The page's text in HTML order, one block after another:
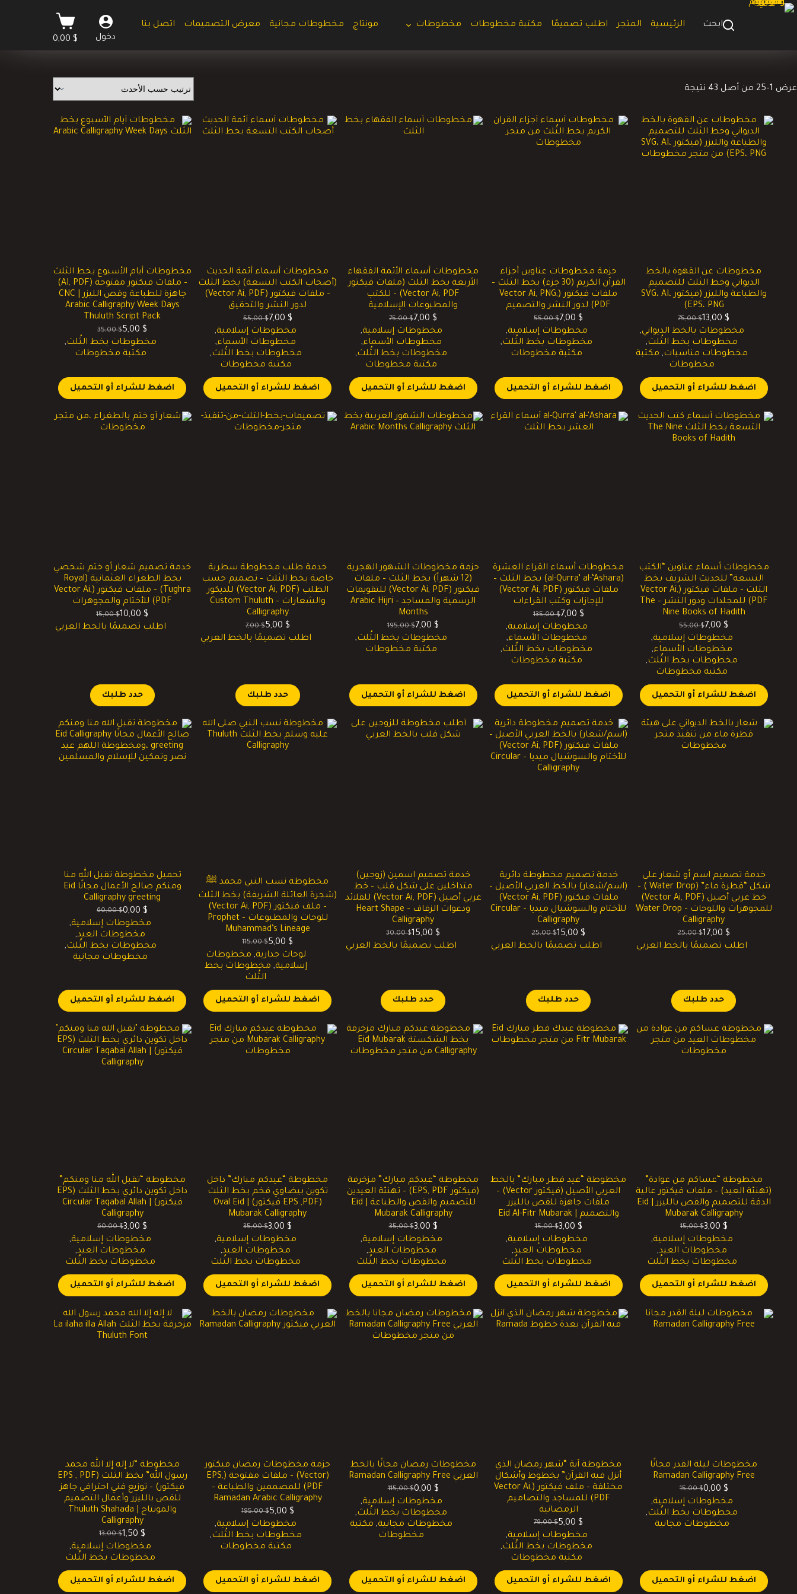
التجاوز
ابحث الرئيسية المتجر اطلب تصميمًا مكتبة مخطوطات مخطوطات مونتاج مخطوطات مجانية معرض التصميمات
اتصل بنا
دخول
عربة
التسوق
0,00 $
عرض 1–25 من أصل 43 نتيجة
الأحدث
مخطوطات عن القهوة بالخط
الديواني وخط الثلث للتصميم
والطباعة والليزر (فيكتور SVG، AI،
EPS، PNG)
75,00$السعر
الأصلي
هو:
75,00 $.
13,00 $
السعر
الحالي
هو:
13,00 $.
مخطوطات بالخط الديواني,
مخطوطات بخط الثُلث,
مخطوطات مناسبات, مكتبة
مخطوطات
اضغط للشراء أو التحميل
حزمة مخطوطات عناوين أجزاء
القرآن الكريم (30 جزء) بخط الثلث –
ملفات فيكتور (Vector Ai, PNG,
PDF) لدور النشر والتصميم
55,00$السعر
الأصلي
هو:
55,00 $.
7,00 $
السعر
الحالي
هو:
7,00 $.
مخطوطات إسلامية,
مخطوطات بخط الثُلث,
مكتبة مخطوطات
اضغط للشراء أو التحميل
مخطوطات أسماء الأئمة الفقهاء
الأربعة بخط الثلث (ملفات فيكتور
Vector Ai, PDF) – للكتب
والمطبوعات الإسلامية
75,00$السعر
الأصلي
هو:
75,00 $.
7,00 $
السعر
الحالي
هو:
7,00 $.
مخطوطات إسلامية,
مخطوطات الأسماء,
مخطوطات بخط الثُلث,
مكتبة مخطوطات
اضغط للشراء أو التحميل
مخطوطات أسماء أئمة الحديث
(أصحاب الكتب التسعة) بخط الثلث
– ملفات فيكتور (Vector Ai, PDF)
لدور النشر والتحقيق
55,00$السعر
الأصلي
هو:
55,00 $.
7,00 $
السعر
الحالي
هو:
7,00 $.
مخطوطات إسلامية,
مخطوطات الأسماء,
مخطوطات بخط الثُلث,
مكتبة مخطوطات
اضغط للشراء أو التحميل
مخطوطات أيام الأسبوع بخط الثلث
– ملفات فيكتور مفتوحة (AI, PDF)
جاهزة للطباعة وقص الليزر CNC |
Arabic Calligraphy Week Days
Thuluth Script Pack
35,00$السعر
الأصلي
هو:
5,00 $
السعر
الحالي
هو:
مخطوطات بخط الثُلث,
مكتبة مخطوطات
اضغط للشراء أو التحميل
مخطوطات أسماء عناوين “الكتب
التسعة” للحديث الشريف بخط
الثلث – ملفات فيكتور (Vector Ai,
PDF) للمجلدات ودور النشر – The
Nine Books of Hadith
55,00$السعر
الأصلي
هو:
55,00 $.
7,00 $
السعر
الحالي
هو:
7,00 $.
مخطوطات إسلامية,
مخطوطات الأسماء,
مخطوطات بخط الثُلث,
مكتبة مخطوطات
اضغط للشراء أو التحميل
مخطوطات أسماء القراء العشرة
(al-Qurra’ al-‘Ashara) بخط الثلث –
ملفات فيكتور (Vector Ai, PDF)
للإجازات وكتب القراءات
135,00$السعر
الأصلي
هو:
135,00 $.
7,00 $
السعر
الحالي
هو:
7,00 $.
مخطوطات إسلامية,
مخطوطات الأسماء,
مخطوطات بخط الثُلث,
مكتبة مخطوطات
اضغط للشراء أو التحميل
حزمة مخطوطات الشهور الهجرية
(12 شهراً) بخط الثلث – ملفات
فيكتور (Vector Ai, PDF) للتقويمات
الرسمية والمساجد – Arabic Hijri
Months
195,00$السعر
الأصلي
هو:
7,00 $
السعر
الحالي
هو:
مخطوطات بخط الثُلث,
مكتبة مخطوطات
اضغط للشراء أو التحميل
خدمة طلب مخطوطة سطرية
خاصة بخط الثلث – تصميم حسب
الطلب (Vector Ai, PDF) للديكور
والشعارات – Custom Thuluth
Calligraphy
7,00$السعر
الأصلي
5,00 $
السعر
الحالي
اطلب تصميمًا بالخط العربي
حدد طلبك
خدمة تصميم شعار أو ختم شخصي
بخط الطغراء العثمانية (Royal
Tughra) – ملفات فيكتور (Vector Ai,
PDF) للأختام والمجوهرات
15,00$السعر
الأصلي
10,00 $
السعر
الحالي
اطلب تصميمًا بالخط العربي
حدد طلبك
خدمة تصميم اسم أو شعار على
شكل “قطرة ماء” (Water Drop ) –
خط عربي أصيل (Vector Ai, PDF)
للمجوهرات واللوحات – Water Drop
Calligraphy
25,00$
السعر
الأصلي
17,00$
السعر
الحالي
اطلب تصميمًا بالخط العربي
حدد طلبك
خدمة تصميم مخطوطة دائرية
(اسم/شعار) بالخط العربي الأصيل –
ملفات فيكتور (Vector Ai, PDF)
للأختام والسوشيال ميديا – Circular
Calligraphy
25,00$
السعر
الأصلي
15,00$
السعر
الحالي
اطلب تصميمًا بالخط العربي
حدد طلبك
خدمة تصميم اسمين (زوجين)
متداخلين على شكل قلب – خط
عربي أصيل (Vector Ai, PDF) للقلائد
ودعوات الزفاف – Heart Shape
Calligraphy
30,00$
السعر
الأصلي
15,00$
السعر
الحالي
اطلب تصميمًا بالخط العربي
حدد طلبك
مخطوطة نسب النبي محمد ﷺ
(شجرة العائلة الشريفة) بخط الثلث
– ملف فيكتور (Vector Ai, PDF)
للوحات والمطبوعات – Prophet
Muhammad’s Lineage
115,00$السعر
الأصلي
هو:
115,00 $.
5,00$
السعر
الحالي
هو:
5,00 $.
لوحات جدارية, مخطوطات
إسلامية, مخطوطات بخط
الثُلث
اضغط للشراء أو التحميل
تحميل مخطوطة تقبل الله منا
ومنكم صالح الأعمال مجانًا Eid
Calligraphy greeting
60,00$السعر
الأصلي
هو:
60,00 $.
0,00$
السعر
الحالي
هو:
0,00 $.
مخطوطات إسلامية,
مخطوطات العيد,
مخطوطات بخط الثُلث,
مخطوطات مجانية
اضغط للشراء أو التحميل
مخطوطة “عساكم من عوادة”
(تهنئة العيد) – ملفات فيكتور عالية
الدقة للتصميم والقص بالليزر | Eid
Mubarak Calligraphy
15,00$
الأصلي
هو:
15,00 $.
3,00 $
الحالي
هو:
3,00 $.
مخطوطات إسلامية,
مخطوطات العيد,
مخطوطات بخط الثُلث
اضغط للشراء أو التحميل
مخطوطة “عيد فطر مبارك” بالخط
العربي الأصيل (فيكتور Vector) –
ملفات جاهزة للقص بالليزر
والتصميم | Eid Al-Fitr Mubarak
15,00$
الأصلي
هو:
15,00 $.
3,00 $
الحالي
هو:
3,00 $.
مخطوطات إسلامية,
مخطوطات العيد,
مخطوطات بخط الثُلث
اضغط للشراء أو التحميل
مخطوطة “عيدكم مبارك” مزخرفة
(فيكتور EPS, PDF) – تهنئة العيدين
للتصميم والقص والطباعة | Eid
Mubarak Calligraphy
35,00$
الأصلي
هو:
35,00 $.
3,00 $
الحالي
هو:
3,00 $.
مخطوطات إسلامية,
مخطوطات العيد,
مخطوطات بخط الثُلث
اضغط للشراء أو التحميل
مخطوطة “عيدكم مبارك” داخل
تكوين بيضاوي فخم بخط الثلث
(EPS ,PDF فيكتور) | Oval Eid
Mubarak Calligraphy
35,00$
الأصلي
هو:
35,00 $.
3,00 $
الحالي
هو:
3,00 $.
مخطوطات إسلامية,
مخطوطات العيد,
مخطوطات بخط الثُلث
اضغط للشراء أو التحميل
مخطوطة “تقبل الله منا ومنكم”
داخل تكوين دائري بخط الثلث (EPS
فيكتور) | Circular Taqabal Allah
Calligraphy
60,00$
الأصلي
هو:
60,00 $.
3,00 $
الحالي
هو:
3,00 $.
مخطوطات إسلامية,
مخطوطات العيد,
مخطوطات بخط الثُلث
اضغط للشراء أو التحميل
مخطوطات ليلة القدر مجانًا
Ramadan Calligraphy Free
15,00$
الأصلي
هو:
15,00 $.
0,00 $
الحالي
هو:
0,00 $.
مخطوطات إسلامية,
مخطوطات بخط الثُلث,
مخطوطات مجانية
اضغط للشراء أو التحميل
مخطوطة آية “شهر رمضان الذي
أنزل فيه القرآن” بخطوط وأشكال
مختلفة – ملف فيكتور (Vector Ai,
PDF) للمساجد والتصاميم
الرمضانية
79,00$
الأصلي
هو:
79,00 $.
5,00 $
الحالي
هو:
5,00 $.
مخطوطات إسلامية,
مخطوطات بخط الثُلث,
مكتبة مخطوطات
اضغط للشراء أو التحميل
مخطوطات رمضان مجانًا بالخط
العربي Ramadan Calligraphy Free
115,00$
الأصلي
هو:
115,00 $.
0,00 $
الحالي
هو:
0,00 $.
مخطوطات إسلامية,
مخطوطات بخط الثُلث,
مخطوطات مجانية, مكتبة
مخطوطات
اضغط للشراء أو التحميل
حزمة مخطوطات رمضان فيكتور
(Vector) – ملفات مفتوحة (EPS,
PDF) للمصممين والطباعة –
Ramadan Arabic Calligraphy
195,00$
الأصلي
هو:
195,00 $.
5,00 $
الحالي
هو:
5,00 $.
مخطوطات إسلامية,
مخطوطات بخط الثُلث,
مكتبة مخطوطات
اضغط للشراء أو التحميل
مخطوطة “لا إله إلا الله محمد
رسول الله” بخط الثلث (EPS , PDF
فيكتور) – توزيع فني احترافي جاهز
للقص بالليزر وأعمال التصميم
والمونتاج | Thuluth Shahada
Calligraphy
13,00$
الأصلي
هو:
13,00 $.
1,50 $
الحالي
هو:
1,50 $.
مخطوطات إسلامية,
مخطوطات بخط الثُلث
اضغط للشراء أو التحميل